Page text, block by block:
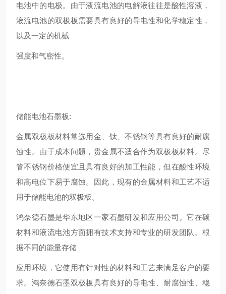
电池中的电极。由于液流电池的电解液往往是酸性溶液，
液流电池的双极板需要具有良好的导电性和化学稳定性，
以及一定的机械
强度和气密性。
储能电池石墨板:
金属双极板材料常选用金、钛、不锈钢等具有良好的耐腐
蚀性。由于成本问题，贵金属不适合作为双极板材料。尽
管不锈钢价格便宜且具有良好的加工性能，但在酸性环境
和高电位下易于腐蚀。因此，现有的金属材料和工艺不适
用于储能电池的双极板。
鸿奈德石墨是华东地区一家石墨研发和应用公司。它在碳
材料和液流电池方面拥有技术支持和专业的研发团队。根
据不同的能量存储
应用环境，它使用有针对性的材料和工艺来满足客户的要
求。鸿奈德石墨双极板具有良好的导电性、耐腐蚀性、稳